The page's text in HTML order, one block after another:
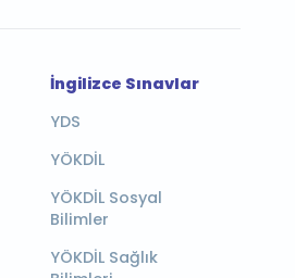
İngilizce Sınavlar
YDS
YÖKDİL
YÖKDİL Sosyal
Bilimler
YÖKDİL Sağlık